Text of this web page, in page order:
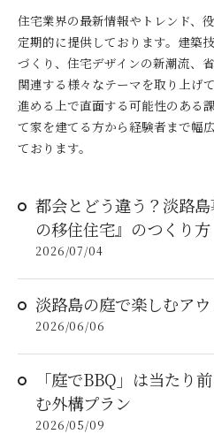
住宅業界の最新情報やトレンド、
定期的に提供しております。建築
づくり、住宅デザインの新潮流、
関連する様々なテーマを取り上げ
進める上で直面する可能性のある
て家を建てる方から経験者まで幅
ております。
都会とどう違う？淡路
の移住住宅』のつくり方
2026/07/04
淡路島の庭で楽しむア
2026/06/06
「庭でBBQ」は当たり
む外構プラン
2026/05/09